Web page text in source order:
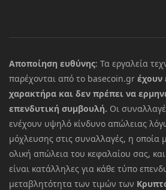
Αποποίηση ευθύνης: Τα εργαλεία
παρέχονται από το basecoin.gr έχουν
χαρακτήρα και δεν πρέπει να
επενδυτική συμβουλή. Οι
ενέχουν υψηλό κίνδυνο απώλειας
μόχλευσης στις συναλλαγές, η οποία
ολική απώλεια του κεφαλαίου σας,
είναι κατάλληλες για κάθε τύπο
μεταβλητότητα των τιμών των